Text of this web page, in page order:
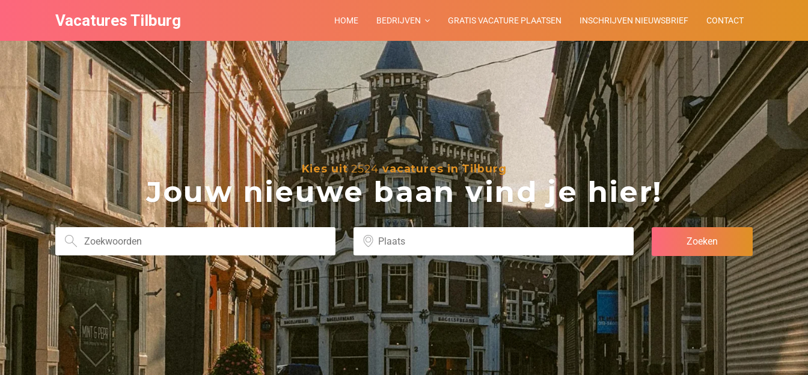
Vacatures Tilburg HOME BEDRIJVEN GRATIS VACATURE PLAATSEN INSCHRIJVEN NIEUWSBRIEF CONTACT
Kies uit2524vacatures in Tilburg
Jouw nieuwe baan vind je hier!